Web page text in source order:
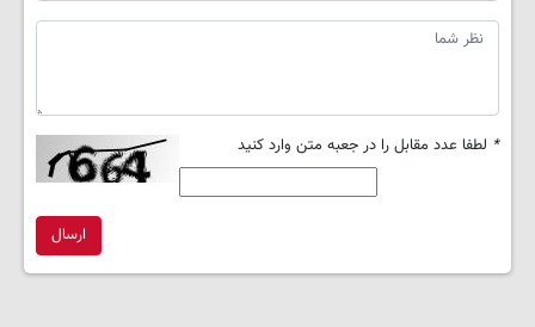
* لطفا عدد مقابل را در جعبه متن وارد کنید
ارسال